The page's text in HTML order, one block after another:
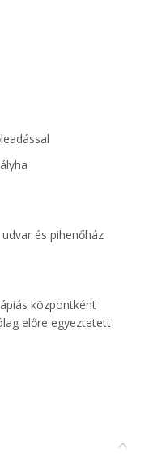
és pihenőház
központként
előre egyeztetett